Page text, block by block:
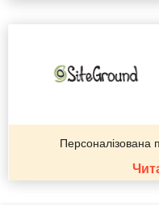
Персоналізована